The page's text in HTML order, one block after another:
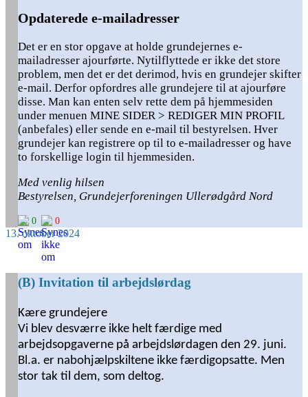
Opdaterede e-mailadresser
Det er en stor opgave at holde grundejernes e-
mailadresser ajourførte. Nytilflyttede er ikke det store
problem, men det er det derimod, hvis en grundejer skifter
e-mail. Derfor opfordres alle grundejere til at ajourføre
disse. Man kan enten selv rette dem på hjemmesiden
under menuen MINE SIDER > REDIGER MIN PROFIL
(anbefales) eller sende en e-mail til bestyrelsen. Hver
grundejer kan registrere op til to e-mailadresser og have
to forskellige login til hjemmesiden.
Med venlig hilsen
Bestyrelsen, Grundejerforeningen Ullerødgård Nord
0 0
13. oktober 2024
(B) Invitation til arbejdslørdag
Kære grundejere
Vi blev desværre ikke helt færdige med
arbejdsopgaverne på arbejdslørdagen den 29. juni.
Bl.a. er nabohjælpskiltene ikke færdigopsatte. Men
stor tak til dem, som deltog.